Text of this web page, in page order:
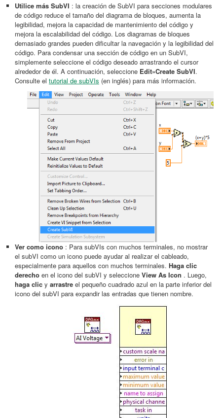
Utilice más SubVI : la creación de SubVI para secciones modulares
de código reduce el tamaño del diagrama de bloques, aumenta la
legibilidad, mejora la capacidad de mantenimiento del código y
mejora la escalabilidad del código. Los diagramas de bloques
demasiado grandes pueden dificultar la navegación y la legibilidad del
código. Para condensar una sección de código en un SubVI,
simplemente seleccione el código deseado arrastrando el cursor
alrededor de él. A continuación, seleccione Edit»Create SubVI.
Consulte el tutorial de subVIs (en inglés) para más información.
Ver como icono : Para subVIs con muchos terminales, no mostrar
el subVI como un icono puede ayudar al realizar el cableado,
especialmente para aquellos con muchos terminales. Haga clic
derecho en el icono del subVI y seleccione View As Icon . Luego,
haga clic y arrastre el pequeño cuadrado azul en la parte inferior del
icono del subVI para expandir las entradas que tienen nombre.